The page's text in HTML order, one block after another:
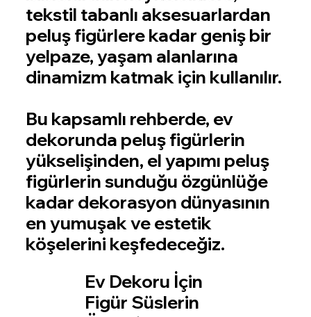
tekstil tabanlı aksesuarlardan
peluş figürlere kadar geniş bir
yelpaze, yaşam alanlarına
dinamizm katmak için kullanılır.
Bu kapsamlı rehberde, ev
dekorunda peluş figürlerin
yükselişinden, el yapımı peluş
figürlerin sunduğu özgünlüğe
kadar dekorasyon dünyasının
en yumuşak ve estetik
köşelerini keşfedeceğiz.
Ev Dekoru İçin
Figür Süslerin